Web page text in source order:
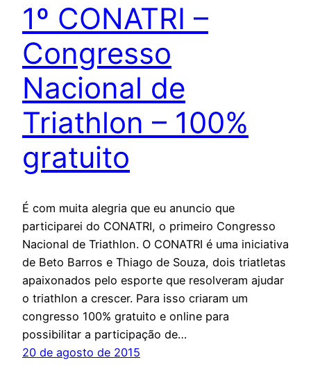
1º CONATRI –
Congresso
Nacional de
Triathlon – 100%
gratuito
É com muita alegria que eu anuncio que
participarei do CONATRI, o primeiro Congresso
Nacional de Triathlon. O CONATRI é uma iniciativa
de Beto Barros e Thiago de Souza, dois triatletas
apaixonados pelo esporte que resolveram ajudar
o triathlon a crescer. Para isso criaram um
congresso 100% gratuito e online para
possibilitar a participação de…
20 de agosto de 2015